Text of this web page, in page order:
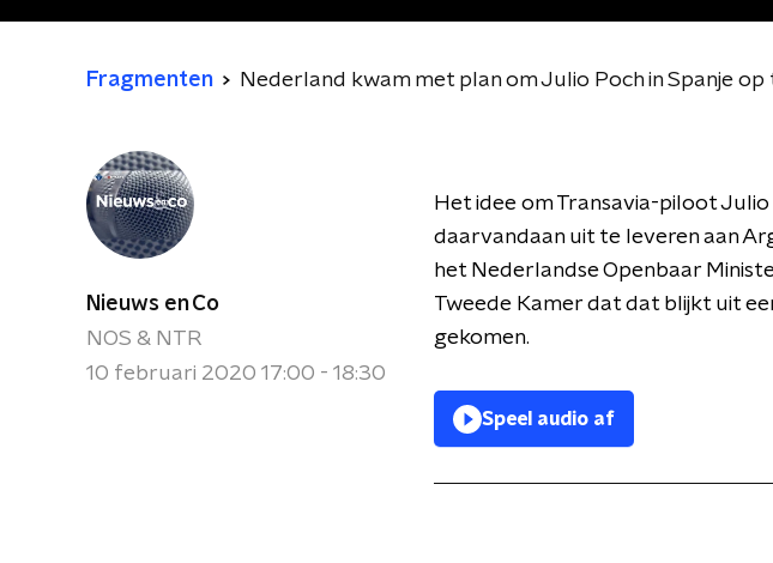
Fragmenten Nederland kwam met plan om Julio Poch in Spanje op
Nieuws en Co
NOS & NTR
10 februari 2020 17:00 - 18:30
Het idee om Transavia-piloot
daarvandaan uit te leveren aan
het Nederlandse Openbaar
Tweede Kamer dat dat blijkt uit
gekomen.
Speel audio af